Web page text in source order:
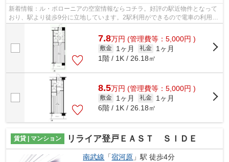
新着情報：ル・ポローニアの空室情報ならコチラ。好評の駅近物件となって
おり、駅より徒歩9分に立地しています。2駅利用ができるので電車の利用に
役立つマンションです。敷地内ごみ置...
7.8万円 (管理費等：5,000円 )
敷金 1ヶ月 礼金
1ヶ月
1階 / 1K / 26.18㎡
8.5万円 (管理費等：5,000円 )
敷金 1ヶ月 礼金
1ヶ月
6階 / 1K / 26.18㎡
賃貸 | マンション リライア登戸ＥＡＳＴ ＳＩＤＥ
南武線 「宿河原 」駅 徒歩4分